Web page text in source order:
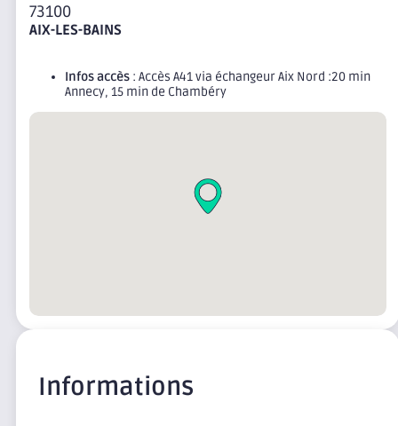
73100
AIX-LES-BAINS
Infos accès : Accès A41 via échangeur Aix Nord :20 min
Annecy, 15 min de Chambéry
Informations